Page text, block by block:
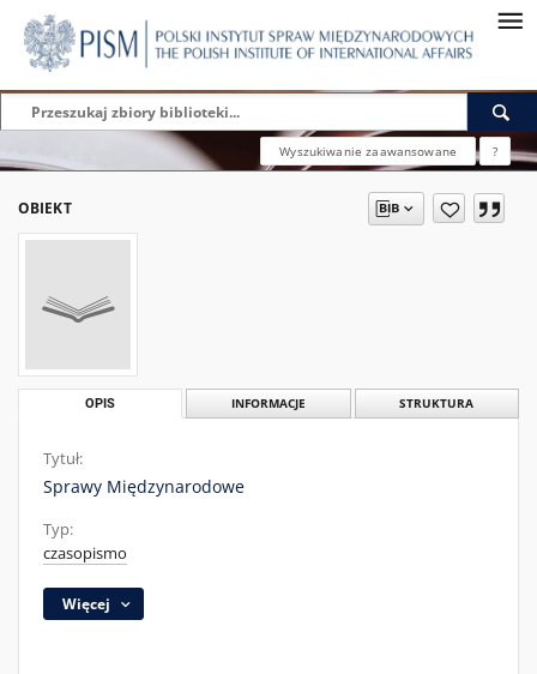
Wyszukiwanie zaawansowane ?
OBIEKT
OPIS INFORMACJE STRUKTURA
Tytuł:
Sprawy Międzynarodowe
Typ:
czasopismo
Więcej